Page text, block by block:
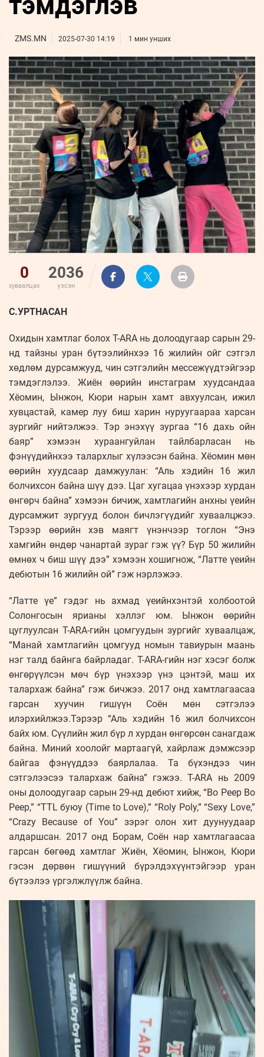
Нэвтрэх
Бизнес
Leaderships
ФОТО
УРЛАГ
ZMS.MN 2025-07-30 14:19 1 мин унших
0
хуваалцах
2036
үзсэн
С.УРТНАСАН
Охидын хамтлаг болох T-ARA нь долоодугаар сарын 29-
нд тайзны уран бүтээлийнхээ 16 жилийн ойг сэтгэл
хөдлөм дурсамжууд, чин сэтгэлийн мессежүүдтэйгээр
тэмдэглэлээ. Жиён өөрийн инстаграм хуудсандаа
Хёомин, Ынжон, Кюри нарын хамт авхуулсан, ижил
хувцастай, камер луу биш харин нуруугаараа харсан
зургийг нийтэлжээ. Тэр энэхүү зургаа “16 дахь ойн
баяр” хэмээн хураангуйлан тайлбарласан нь
фэнүүдийнхээ талархлыг хүлээсэн байна. Хёомин мөн
өөрийн хуудсаар дамжуулан: “Аль хэдийн 16 жил
болчихсон байна шүү дээ. Цаг хугацаа үнэхээр хурдан
өнгөрч байна” хэмээн бичиж, хамтлагийн анхны үеийн
дурсамжит зургууд болон бичлэгүүдийг хуваалцжээ.
Тэрээр өөрийн хэв маягт үнэнчээр тоглон “Энэ
хамгийн өндөр чанартай зураг гэж үү? Бүр 50 жилийн
өмнөх ч биш шүү дээ” хэмээн хошигнож, “Латте үеийн
дебютын 16 жилийн ой” гэж нэрлэжээ.
“Латте үе” гэдэг нь ахмад үеийнхэнтэй холбоотой
Солонгосын ярианы хэллэг юм. Ынжон өөрийн
цуглуулсан T-ARA-гийн цомгуудын зургийг хуваалцаж,
“Манай хамтлагийн цомгууд номын тавиурын маань
нэг талд байнга байрладаг. T-ARA-гийн нэг хэсэг болж
өнгөрүүлсэн мөч бүр үнэхээр үнэ цэнтэй, маш их
талархаж байна” гэж бичжээ. 2017 онд хамтлагаасаа
гарсан хуучин гишүүн Соён мөн сэтгэлээ
илэрхийлжээ.Тэрээр “Аль хэдийн 16 жил болчихсон
байх юм. Сүүлийн жил бүр л хурдан өнгөрсөн санагдаж
байна. Миний хоолойг мартаагүй, хайрлаж дэмжсээр
байгаа фэнүүддээ баярлалаа. Та бүхэндээ чин
сэтгэлээсээ талархаж байна” гэжээ. T-ARA нь 2009
оны долоодугаар сарын 29-нд дебют хийж, “Bo Peep Bo
Peep,” “TTL буюу (Time to Love),” “Roly Poly,” “Sexy Love,”
“Crazy Because of You” зэрэг олон хит дуунуудаар
алдаршсан. 2017 онд Борам, Соён нар хамтлагаасаа
гарсан бөгөөд хамтлаг Жиён, Хёомин, Ынжон, Кюри
гэсэн дөрвөн гишүүний бүрэлдэхүүнтэйгээр уран
бүтээлээ үргэлжлүүлж байна.